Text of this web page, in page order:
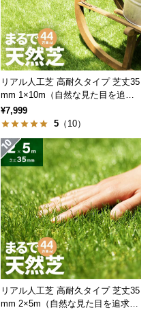
リアル人工芝 高耐久タイプ 芝丈35
mm 1×10m（自然な見た目を追
求・U字ピン付属）
¥7,999
5 （10）
リアル人工芝 高耐久タイプ 芝丈35
mm 2×5m（自然な見た目を追求・